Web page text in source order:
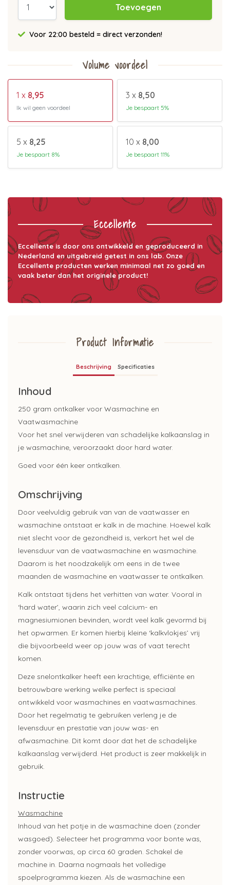
Toevoegen
Voor 22:00 besteld = direct verzonden!
Volume voordeel
1 x 8,95
Ik wil geen voordeel
3 x 8,50
Je bespaart 5%
5 x 8,25
Je bespaart 8%
10 x 8,00
Je bespaart 11%
Eccellente
Eccellente is door ons ontwikkeld en geproduceerd in
Nederland en uitgebreid getest in ons lab. Onze
Eccellente producten werken minimaal net zo goed en
vaak beter dan het originele product!
Product Informatie
Beschrijving Specificaties
Inhoud
250 gram ontkalker voor Wasmachine en
Vaatwasmachine
Voor het snel verwijderen van schadelijke kalkaanslag in
je wasmachine, veroorzaakt door hard water.
Goed voor één keer ontkalken.
Omschrijving
Door veelvuldig gebruik van van de vaatwasser en
wasmachine ontstaat er kalk in de machine. Hoewel kalk
niet slecht voor de gezondheid is, verkort het wel de
levensduur van de vaatwasmachine en wasmachine.
Daarom is het noodzakelijk om eens in de twee
maanden de wasmachine en vaatwasser te ontkalken.
Kalk ontstaat tijdens het verhitten van water. Vooral in
‘hard water’, waarin zich veel calcium- en
magnesiumionen bevinden, wordt veel kalk gevormd bij
het opwarmen. Er komen hierbij kleine ‘kalkvlokjes’ vrij
die bijvoorbeeld weer op jouw was of vaat terecht
komen.
Deze snelontkalker heeft een krachtige, efficiënte en
betrouwbare werking welke perfect is speciaal
ontwikkeld voor wasmachines en vaatwasmachines.
Door het regelmatig te gebruiken verleng je de
levensduur en prestatie van jouw was- en
afwasmachine. Dit komt door dat het de schadelijke
kalkaanslag verwijderd. Het product is zeer makkelijk in
gebruik.
Instructie
Wasmachine
Inhoud van het potje in de wasmachine doen (zonder
wasgoed). Selecteer het programma voor bonte was,
zonder voorwas, op circa 60 graden. Schakel de
machine in. Daarna nogmaals het volledige
spoelprogramma kiezen. Als de wasmachine een